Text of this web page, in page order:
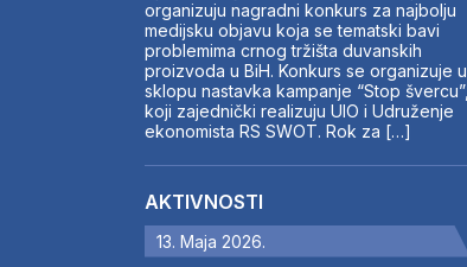
organizuju nagradni konkurs za najbolju
medijsku objavu koja se tematski bavi
problemima crnog tržišta duvanskih
proizvoda u BiH. Konkurs se organizuje u
sklopu nastavka kampanje “Stop švercu”,
koji zajednički realizuju UIO i Udruženje
ekonomista RS SWOT. Rok za […]
AKTIVNOSTI
13. Maja 2026.